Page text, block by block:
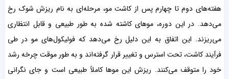
هفته‌های دوم تا چهارم پس از کاشت مو، مرحله‌ای به نام ریزش شوک رخ
می‌دهد. در این دوره، موهای کاشته شده به طور طبیعی و قابل انتظاری
می‌ریزند. این اتفاق به این دلیل رخ می‌دهد که فولیکول‌های مو در طی
فرآیند کاشت، تحت استرس و تغییر قرار گرفته‌اند و به طور موقت چرخه رشد
خود را متوقف می‌کنند. ریزش این موها کاملاً طبیعی است و جای نگرانی